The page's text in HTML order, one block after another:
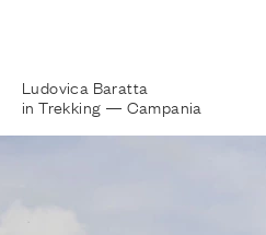
Ludovica Baratta
in Trekking — Campania